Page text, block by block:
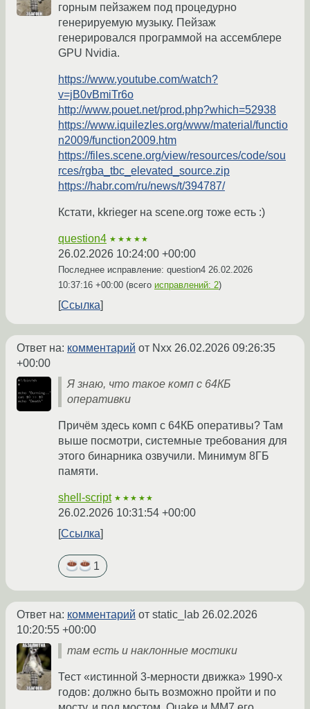
горным пейзажем под процедурно
генерируемую музыку. Пейзаж
генерировался программой на ассемблере
GPU Nvidia.
https://www.youtube.com/watch?
v=jB0vBmiTr6o
http://www.pouet.net/prod.php?which=52938
https://www.iquilezles.org/www/material/functio
n2009/function2009.htm
https://files.scene.org/view/resources/code/sou
rces/rgba_tbc_elevated_source.zip
https://habr.com/ru/news/t/394787/
Кстати, kkrieger на scene.org тоже есть :)
question4 ★★★★★
26.02.2026 10:24:00 +00:00
Последнее исправление: question4 26.02.2026
10:37:16 +00:00 (всего исправлений: 2)
Ссылка
Ответ на: комментарий от Nxx 26.02.2026 09:26:35
+00:00
Я знаю, что такое комп с 64КБ
оперативки
Причём здесь комп с 64КБ оперативы? Там
выше посмотри, системные требования для
этого бинарника озвучили. Минимум 8ГБ
памяти.
shell-script ★★★★★
26.02.2026 10:31:54 +00:00
Ссылка
1
Ответ на: комментарий от static_lab 26.02.2026
10:20:55 +00:00
там есть и наклонные мостики
Тест «истинной 3-мерности движка» 1990-х
годов: должно быть возможно пройти и по